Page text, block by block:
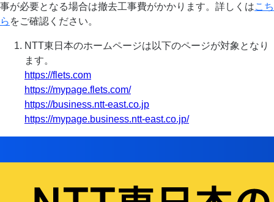
事が必要となる場合は撤去工事費がかかります。詳しくはこち
ら をご確認ください。
NTT東日本のホームページは以下のページが対象となり
ます。
https://flets.com
https://mypage.flets.com/
https://business.ntt-east.co.jp
https://mypage.business.ntt-east.co.jp/